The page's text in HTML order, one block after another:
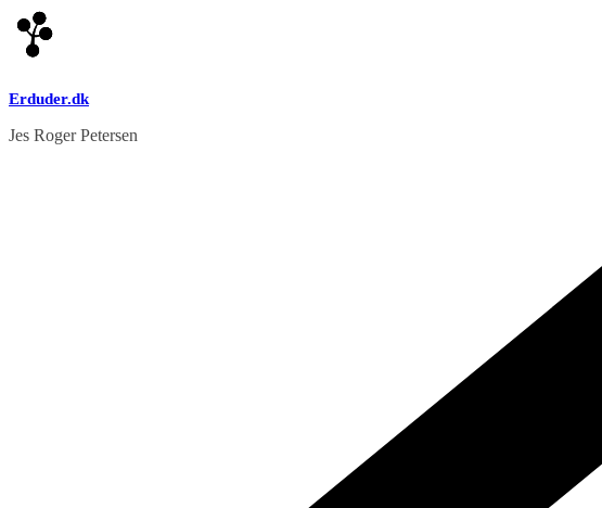
Skip
to
content
Erduder.dk
Jes Roger Petersen